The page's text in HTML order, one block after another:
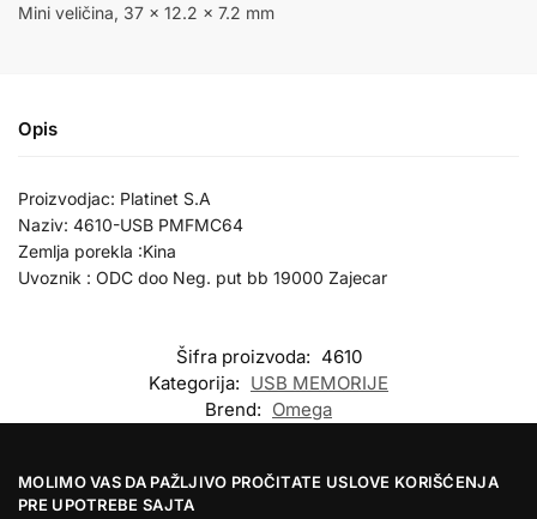
Mini veličina, 37 x 12.2 x 7.2 mm
Opis
Proizvodjac: Platinet S.A
Naziv: 4610-USB PMFMC64
Zemlja porekla :Kina
Uvoznik : ODC doo Neg. put bb 19000 Zajecar
Šifra proizvoda: 4610
Kategorija: USB MEMORIJE
Brend: Omega
MOLIMO VAS DA PAŽLJIVO PROČITATE USLOVE KORIŠĆENJA
PRE UPOTREBE SAJTA